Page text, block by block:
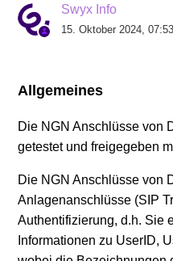
SIP Provider AXXESS
SIP Provider COLT (DE)
SIP Provider Deutsche
SIP Provider Deutsche
Swyx Info
15. Oktober 2024, 07:53
Allgemeines
Die NGN Anschlüsse von
getestet und freigegeben
Die NGN Anschlüsse von
Anlagenanschlüsse (SIP
Authentifizierung, d.h. Sie
Informationen zu UserID,